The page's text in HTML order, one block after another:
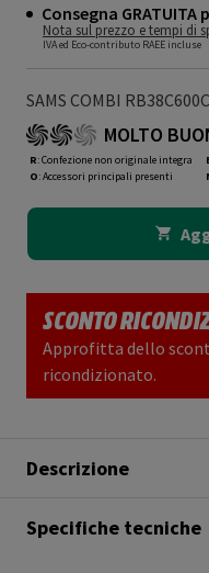
Consegna
Nota sul prezzo e tempi di
IVA ed Eco-contributo RAEE incluse
SAMS COMBI
MOLTO
R: Confezione non originale integra
O: Accessori principali presenti
SCONTO
Approfitta dello
ricondizionato.
Descrizione
Specifiche tecniche